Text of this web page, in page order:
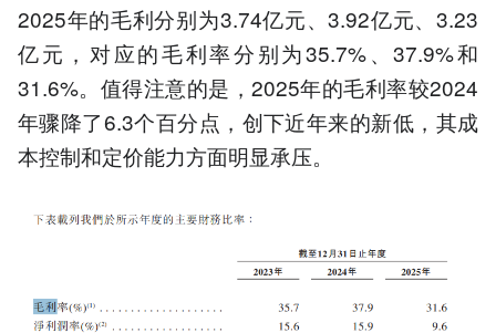
2025年的毛利分别为3.74亿元、3.92亿元、3.23
亿元，对应的毛利率分别为35.7%、37.9%和
31.6%。值得注意的是，2025年的毛利率较2024
年骤降了6.3个百分点，创下近年来的新低，其成
本控制和定价能力方面明显承压。